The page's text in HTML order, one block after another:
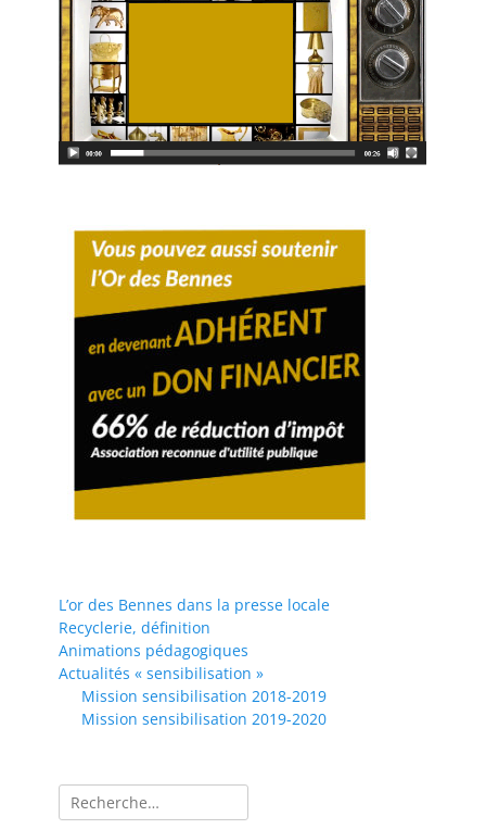
L’or des Bennes dans la presse locale
Recyclerie, définition
Animations pédagogiques
Actualités « sensibilisation »
Mission sensibilisation 2018-2019
Mission sensibilisation 2019-2020
Rechercher :